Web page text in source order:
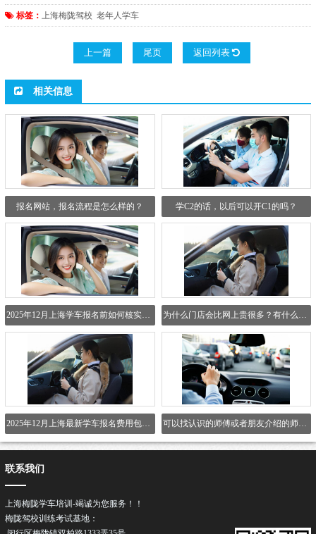
标签： 上海梅陇驾校 老年人学车
上一篇 尾页 返回列表
相关信息
报名网站，报名流程是怎么样的？ 学C2的话，以后可以开C1的吗？
2025年12月上海学车报名前如何核实驾校正规性？ 为什么门店会比网上贵很多？有什么区别吗？
2025年12月上海最新学车报名费用包含哪些项目？ 可以找认识的师傅或者朋友介绍的师傅吗？
联系我们
上海梅陇学车培训-竭诚为您服务！！
梅陇驾校训练考试基地：